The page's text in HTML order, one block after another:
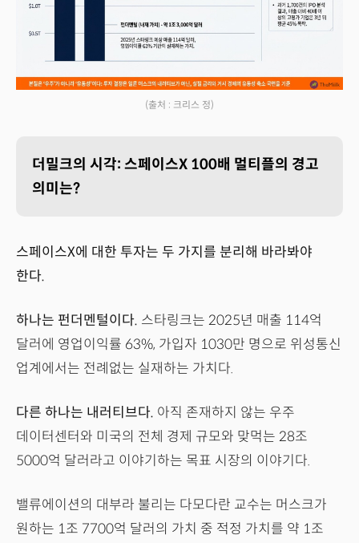
(출처 : 크리스 정)
더밀크의 시각: 스페이스X 100배 멀티플의 경고
의미는?
스페이스X에 대한 투자는 두 가지를 분리해 바라봐야
한다.
하나는 펀더멘털이다. 스타링크는 2025년 매출 114억
달러에 영업이익률 63%, 가입자 1030만 명으로 위성통신
업계에서는 전례없는 실재하는 가치다.
다른 하나는 내러티브다. 아직 존재하지 않는 우주
데이터센터와 미국의 전체 경제 규모와 맞먹는 28조
5000억 달러라고 이야기하는 목표 시장의 이야기다.
밸류에이션의 대부라 불리는 다모다란 교수는 머스크가
원하는 1조 7700억 달러의 가치 중 적정 가치를 약 1조